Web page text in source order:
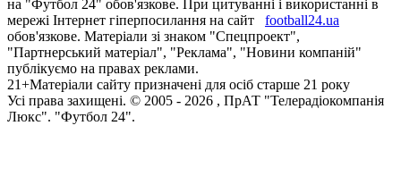
на "Футбол 24" обов'язкове. При цитуванні і використанні в
мережі Інтернет гіперпосилання на сайт
football24.ua
обов'язкове. Матеріали зі знаком "Спецпроект",
"Партнерський матеріал", "Реклама", "Новини компаній"
публікуємо на правах реклами.
21+Матеріали сайту призначені для осіб старше 21 року
Усi права захищенi. © 2005 - 2026 , ПрАТ "Телерадіокомпанія
Люкс". "Футбол 24".